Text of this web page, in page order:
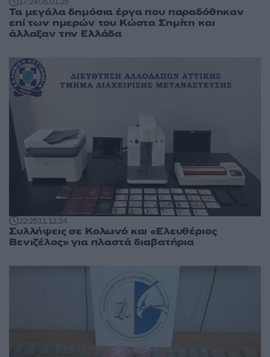
17:2405.01.25
Τα μεγάλα δημόσια έργα που παραδόθηκαν
επί των ημερών του Κώστα Σημίτη και
άλλαξαν την Ελλάδα
22:2511.12.24
Συλλήψεις σε Κολωνό και «Ελευθέριος
Βενιζέλος» για πλαστά διαβατήρια